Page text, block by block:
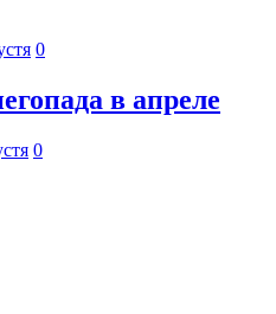
0
в апреле
0